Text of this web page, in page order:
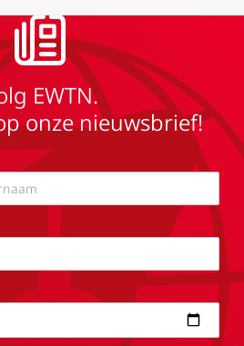
EWTN.
onze nieuwsbrief!